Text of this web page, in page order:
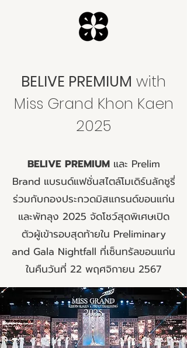
BELIVE PREMIUM with
Miss Grand Khon Kaen
2025
BELIVE PREMIUMและ Prelim
Brand แบรนด์แฟชั่นสไตล์โมเดิร์นลักชูรี่
ร่วมกับกองประกวดมิสแกรนด์ขอนแก่น
และพัทลุง 2025 จัดโชว์สุดพิเศษเปิด
ตัวผู้เข้ารอบสุดท้ายใน Preliminary
and Gala Nightfall ที่เซ็นทรัลขอนแก่น
ในคืนวันที่ 22 พฤศจิกายน 2567